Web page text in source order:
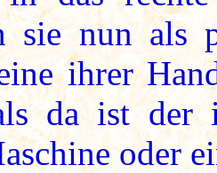
sie nun als
ihrer
da ist der
oder